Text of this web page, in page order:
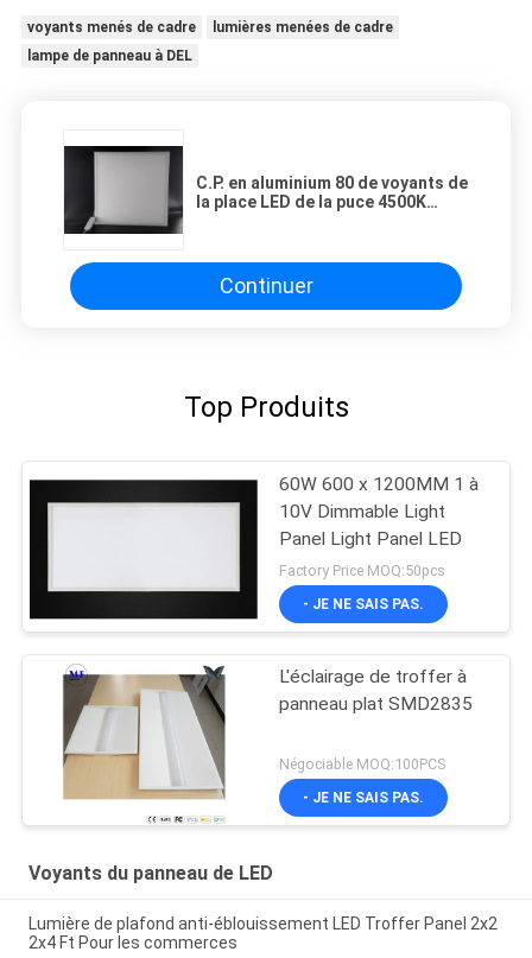
voyants menés de cadre
lumières menées de cadre
lampe de panneau à DEL
C.P. en aluminium 80 de voyants de
la place LED de la puce 4500K
Continuer
Top Produits
60W 600 x 1200MM 1 à
10V Dimmable Light
Panel Light Panel LED
Factory Price MOQ:50pcs
- JE NE SAIS PAS.
L'éclairage de troffer à
panneau plat SMD2835
Négociable MOQ:100PCS
- JE NE SAIS PAS.
Voyants du panneau de LED
Lumière de plafond anti-éblouissement LED Troffer Panel 2x2
2x4 Ft Pour les commerces